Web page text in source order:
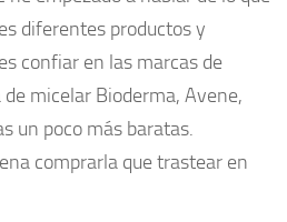
diferentes productos y
confiar en las marcas de
micelar Bioderma, Avene,
un poco más baratas.
comprarla que trastear en